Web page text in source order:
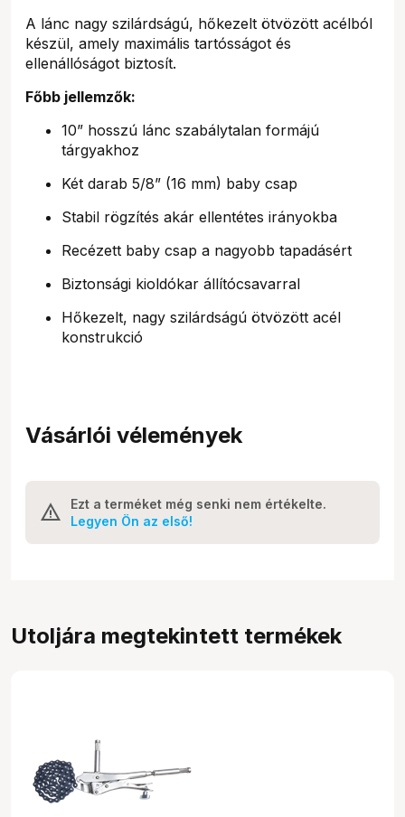
A lánc nagy szilárdságú, hőkezelt ötvözött acélból
készül, amely maximális tartósságot és
ellenállóságot biztosít.
Főbb jellemzők:
10” hosszú lánc szabálytalan formájú
tárgyakhoz
Két darab 5/8” (16 mm) baby csap
Stabil rögzítés akár ellentétes irányokba
Recézett baby csap a nagyobb tapadásért
Biztonsági kioldókar állítócsavarral
Hőkezelt, nagy szilárdságú ötvözött acél
konstrukció
Vásárlói vélemények
Ezt a terméket még senki nem értékelte.
Legyen Ön az első!
Utoljára megtekintett termékek